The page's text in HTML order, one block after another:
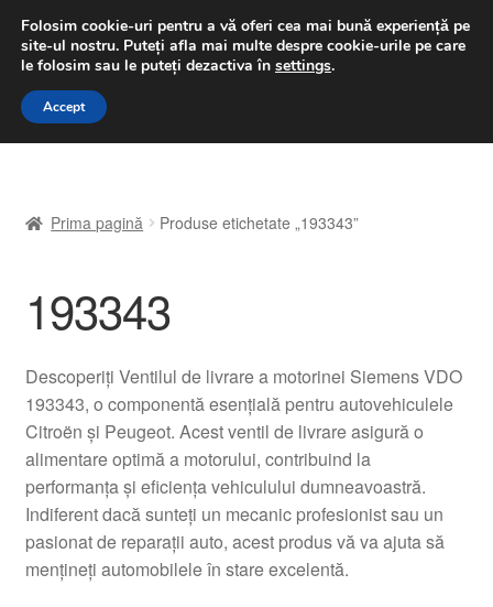
LIVRARE de la 33 lei
luni-vineri 9 a.m. - 4 p.m.031 229 6816
Sari
Sari
A lua legatura
Contul meu
Despre noi
Finalizare comandă
Livrare
Livrare în toată lumea
Prima pagină Produse etichetate „193343”
193343
Descoperiți Ventilul de livrare a motorinei Siemens VDO
193343, o componentă esențială pentru autovehiculele
Citroën și Peugeot. Acest ventil de livrare asigură o
alimentare optimă a motorului, contribuind la
performanța și eficiența vehiculului dumneavoastră.
Indiferent dacă sunteți un mecanic profesionist sau un
pasionat de reparații auto, acest produs vă va ajuta să
mențineți automobilele în stare excelentă.
Folosim cookie-uri pentru a vă oferi cea mai bună experiență pe
site-ul nostru. Puteți afla mai multe despre cookie-urile pe care
le folosim sau le puteți dezactiva în settings.
Accept